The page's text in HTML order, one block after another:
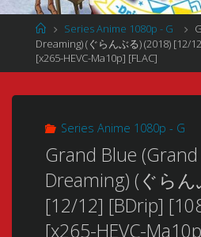
Página
de
Inicio
Series Anime 1080p - G
Dreaming) (ぐらんぶる) (2018) [12/
[x265-HEVC-Ma10p] [FLAC]
Series Anime 1080p - G
Grand Blue
Dreaming) (ぐら
[12/12] [BDrip]
[x265-HEVC-